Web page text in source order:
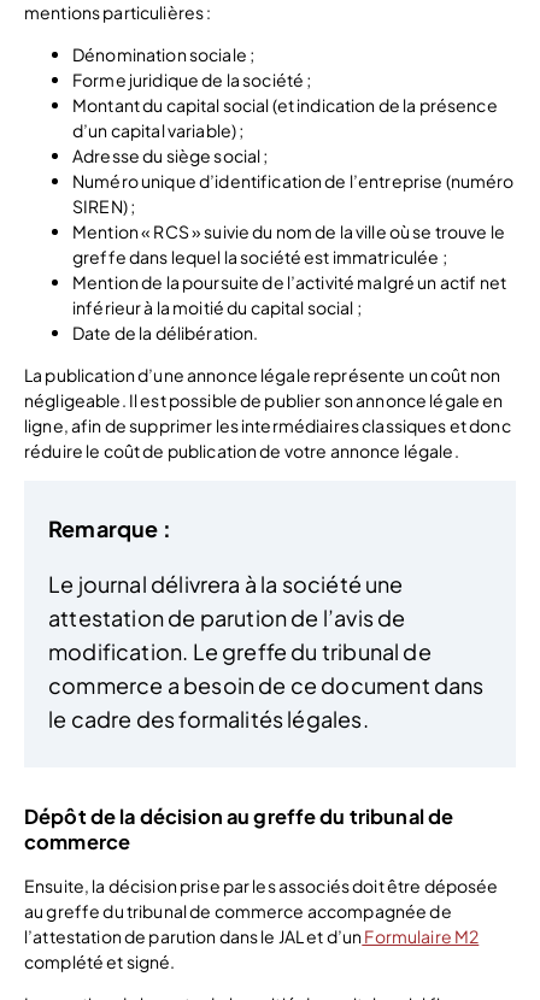
mentions particulières :
Dénomination sociale ;
Forme juridique de la société ;
Montant du capital social (et indication de la présence
d’un capital variable) ;
Adresse du siège social ;
Numéro unique d’identification de l’entreprise (numéro
SIREN) ;
Mention « RCS » suivie du nom de la ville où se trouve le
greffe dans lequel la société est immatriculée ;
Mention de la poursuite de l’activité malgré un actif net
inférieur à la moitié du capital social ;
Date de la délibération.
La publication d’une annonce légale représente un coût non
négligeable. Il est possible de publier son annonce légale en
ligne, afin de supprimer les intermédiaires classiques et donc
réduire le coût de publication de votre annonce légale.
Remarque :
Le journal délivrera à la société une
attestation de parution de l’avis de
modification. Le greffe du tribunal de
commerce a besoin de ce document dans
le cadre des formalités légales.
Dépôt de la décision au greffe du tribunal de
commerce
Ensuite, la décision prise par les associés doit être déposée
au greffe du tribunal de commerce accompagnée de
l’attestation de parution dans le JAL et d’unFormulaire M2
complété et signé.